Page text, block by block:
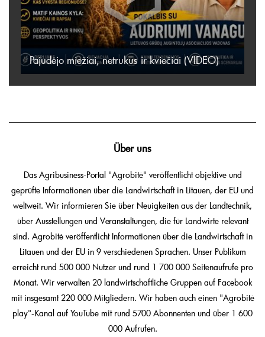
Pajudėjo miežiai, netrukus ir kviečiai (VIDEO)
Über uns
Das Agribusiness-Portal "Agrobitė" veröffentlicht objektive und
geprüfte Informationen über die Landwirtschaft in Litauen, der EU und
weltweit. Wir informieren Sie über Neuigkeiten aus der Landtechnik,
über Ausstellungen und Veranstaltungen, die für Landwirte relevant
sind. Agrobitė veröffentlicht Informationen über die Landwirtschaft in
Litauen und der EU in 9 verschiedenen Sprachen. Unser Publikum
erreicht rund 500 000 Nutzer und rund 1 700 000 Seitenaufrufe pro
Monat. Wir verwalten 20 landwirtschaftliche Gruppen auf Facebook
mit insgesamt 220 000 Mitgliedern. Wir haben auch einen "Agrobitė
play"-Kanal auf YouTube mit rund 5700 Abonnenten und über 1 600
000 Aufrufen.